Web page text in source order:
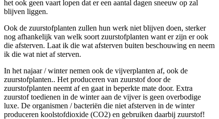
het ook geen vaart lopen dat er een aantal dagen sneeuw op zal
blijven liggen.
Ook de zuurstofplanten zullen hun werk niet blijven doen, sterker
nog afhankelijk van welk soort zuurstofplanten want er zijn er ook
die afsterven. Laat ik die wat afsterven buiten beschouwing en neem
ik die wat niet af sterven.
In het najaar / winter nemen ook de vijverplanten af, ook de
zuurstofplanten.. Het produceren van zuurstof door de
zuurstofplanten neemt af en gaat in beperkte mate door. Extra
zuurstof toedienen in de winter aan de vijver is geen overbodige
luxe. De organismen / bacteriën die niet afsterven in de winter
produceren koolstofdioxide (CO2) en gebruiken daarbij zuurstof!